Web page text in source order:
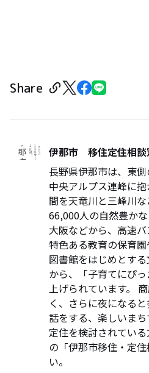
Share
伊那市 移住定住相談
長野県伊那市は、東
中央アルプス連峰に
間を天竜川と三峰川
66,000人の自然豊かな
大阪などから、高速バ
特色ある教育の保育
図書館をはじめとす
から、「子育てにぴ
上げられています。
く、さらに夜になる
話をする、楽しいま
定住を検討されてい
の「伊那市移住・定
い。